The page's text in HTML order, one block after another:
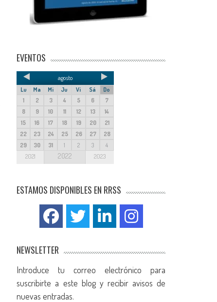
EVENTOS
agosto
Lu Ma Mi Ju Vi Sá
Do
1
2 3 4 5 6
7
8
9 10 11 12 13
14
15
16 17 18 19 20
21
22
23 24 25 26 27
28
29
30 31 1 2 3 4
2021 2022 2023
ESTAMOS DISPONIBLES EN RRSS
NEWSLETTER
Introduce tu correo electrónico para
suscribirte a este blog y recibir avisos de
nuevas entradas.